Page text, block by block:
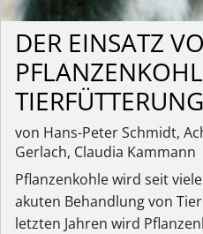
DER EINSATZ
TIERFÜTTERUNG
von Hans-Peter Schmidt,
Gerlach, Claudia Kammann
Pflanzenkohle wird seit
akuten Behandlung von
letzten Jahren wird